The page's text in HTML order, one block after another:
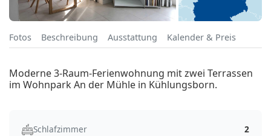
Fotos Beschreibung Ausstattung Kalender & Preis
Moderne 3-Raum-Ferienwohnung mit zwei Terrassen
im Wohnpark An der Mühle in Kühlungsborn.
Schlafzimmer
2